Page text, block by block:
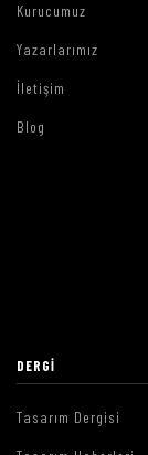
Kurucumuz
Yazarlarımız
İletişim
Blog
DERGI
Tasarım Dergisi